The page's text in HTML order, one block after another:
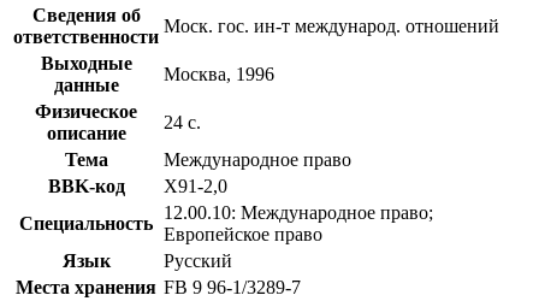
Сведения об
ответственности
Моск. гос. ин-т международ. отношений
Выходные
данные
Москва, 1996
Физическое
описание
24 с.
Тема
Международное право
BBK-код
Х91-2,0
Специальность
12.00.10: Международное право;
Европейское право
Язык
Русский
Места хранения FB 9 96-1/3289-7